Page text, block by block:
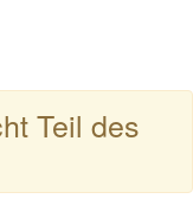
Teil des